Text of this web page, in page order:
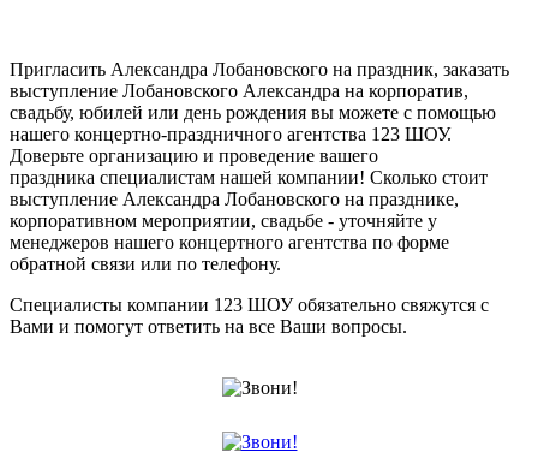
Пригласить Александра Лобановского на праздник, заказать
выступление Лобановского Александра на корпоратив,
свадьбу, юбилей или день рождения вы можете с помощью
нашего концертно-праздничного агентства 123 ШОУ.
Доверьте организацию и проведение вашего
праздника специалистам нашей компании! Сколько стоит
выступление Александра Лобановского на празднике,
корпоративном мероприятии, свадьбе - уточняйте у
менеджеров нашего концертного агентства по форме
обратной связи или по телефону.
Специалисты компании 123 ШОУ обязательно свяжутся с
Вами и помогут ответить на все Ваши вопросы.